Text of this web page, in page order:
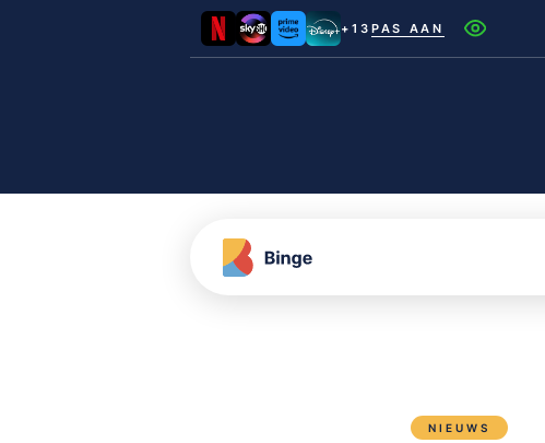
+13 PAS AAN
Netflix
NIEUWS